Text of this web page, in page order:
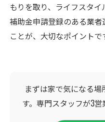
もりを取り、ライフスタ
補助金申請登録のある業
ことが、大切なポイントで
まずは家で気になる場
す。専門スタッフが3営